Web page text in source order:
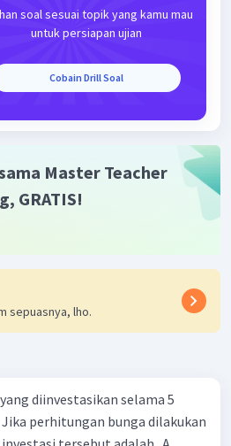
soal sesuai topik yang kamu mau
untuk persiapan ujian
Cobain Drill Soal
Master Teacher
GRATIS!
sepuasnya, lho.
diinvestasikan selama 5
perhitungan bunga dilakukan